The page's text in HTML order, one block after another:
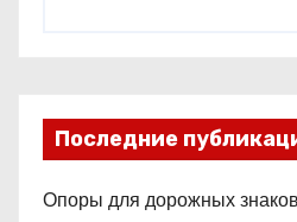
Последние
Опоры для дорожных